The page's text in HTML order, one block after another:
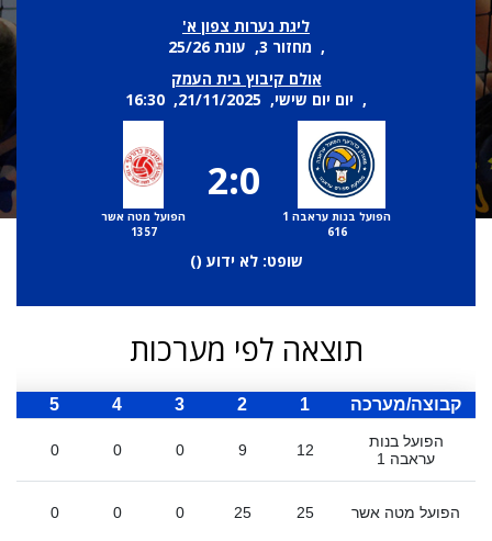
ליגת נערות צפון א'
, מחזור 3, עונת 25/26
אולם קיבוץ בית העמק
, יום יום שישי, 21/11/2025, 16:30
הפועל בנות עראבה 1
616
2:0
הפועל מטה אשר
1357
שופט: לא ידוע ()
תוצאה לפי מערכות
קבוצה/מערכה 1
2
3
4
5
הפועל בנות
עראבה 1
12
9
0
0
0
הפועל מטה אשר 25
25
0
0
0